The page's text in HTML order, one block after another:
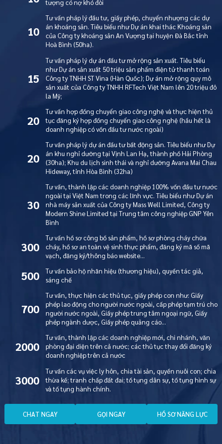
tượng có nợ khó đòi
10
Tư vấn pháp lý đầu tư, giấy phép, chuyển nhượng các dự
án khoáng sản. Tiêu biểu như Dự án khai thác Khoáng sản
của Công ty khoáng sản An Vượng tại huyện Đà Bắc tỉnh
Hoà Bình (50ha).
15
Tư vấn pháp lý dự án đầu tư mở rộng sản xuất. Tiêu biểu
như Dự án sản xuất 50 triệu sản phẩm điện tử thanh toán
Công ty TNHH ST Vina (Hàn Quốc); Dự án mở rộng quy mô
sản xuất của Công ty TNHH RFTech Việt Nam lên 20 triệu đô
la Mỹ;
20
Tư vấn hợp đồng chuyển giao công nghệ và thực hiện thủ
tục đăng ký hợp đồng chuyển giao công nghệ (hầu hết là
doanh nghiệp có vốn đầu tư nước ngoài)
20
Tư vấn pháp lý dự án đầu tư bất động sản. Tiêu biểu như Dự
án khu nghỉ dưỡng tại Vịnh Lan Hạ, thành phố Hải Phòng
(30ha); Khu du lịch sinh thái và nghỉ dưỡng Avana Mai Chau
Hideway, tỉnh Hòa Bình (32ha)
30
Tư vấn, thành lập các doanh nghiệp 100% vốn đầu tư nước
ngoài tại Việt Nam trong các lĩnh vực. Tiêu biểu như Dự án
nhà máy sản xuất của Công ty Mass Well Limited, Công ty
Modern Shine Limited tại Trung tâm công nghiệp GNP Yên
Bình
300
Tư vấn hồ sơ công bố sản phẩm, hồ sơ phòng cháy chữa
cháy, hồ sơ an toàn vệ sinh thực phẩm, đăng ký mã số mã
vạch, đăng ký/thông báo website…
500
Tư vấn bảo hộ nhãn hiệu (thương hiệu), quyền tác giả,
sáng chế
700
Tư vấn, thực hiện các thủ tục, giấy phép con như: Giấy
phép lao động cho người nước ngoài, cấp phép tạm trú cho
người nước ngoài, Giấy phép trung tâm ngoại ngữ, Giấy
phép ngành dược, Giấy phép quảng cáo…
2000
Tư vấn, thành lập các doanh nghiệp mới, chi nhánh, văn
phòng đại diện trên cả nước; các thủ tục thay đổi đăng ký
doanh nghiệp trên cả nước
3000
Tư vấn các vụ việc ly hôn, chia tài sản, quyền nuôi con; chia
thừa kế; tranh chấp đất đai; tố tụng dân sự, tố tụng hình sự
và tố tụng hành chính.
CHAT NGAY GỌI NGAY HỒ SƠ NĂNG LỰC